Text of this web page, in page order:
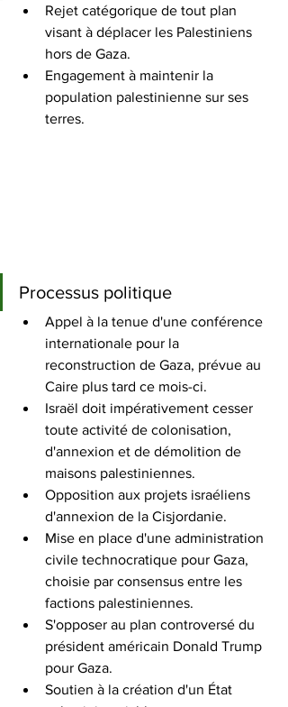
Rejet catégorique de tout plan
visant à déplacer les Palestiniens
hors de Gaza.
Engagement à maintenir la
population palestinienne sur ses
terres.
Processus politique
Appel à la tenue d'une conférence
internationale pour la
reconstruction de Gaza, prévue au
Caire plus tard ce mois-ci.
Israël doit impérativement cesser
toute activité de colonisation,
d'annexion et de démolition de
maisons palestiniennes.
Opposition aux projets israéliens
d'annexion de la Cisjordanie.
Mise en place d'une administration
civile technocratique pour Gaza,
choisie par consensus entre les
factions palestiniennes.
S'opposer au plan controversé du
président américain Donald Trump
pour Gaza.
Soutien à la création d'un État